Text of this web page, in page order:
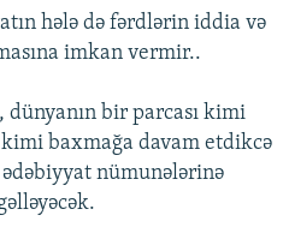
hələ də fərdlərin iddia və
imkan vermir..
bir parcası kimi
kimi baxmağa davam etdikcə
nümunələrinə